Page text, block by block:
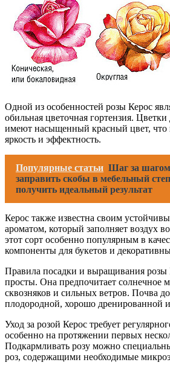
Одной из особенностей розы Керос
обильная цветочная гортензия.
имеют насыщенный красный цвет, что
яркость и эффектность.
Популярные статьи Шаг за
заправить скобы в мебельный
получить идеальный результат
Керос также известна своим
ароматом, который заполняет воздух
этот сорт особенно популярным в
компоненты для букетов и
Правила посадки и выращивания розы
просты. Она предпочитает солнечное
сквозняков и сильных ветров. Почва
плодородной, хорошо дренированной
Уход за розой Керос требует
особенно на протяжении первых
Подкармливать розу можно
роз, содержащими необходимые